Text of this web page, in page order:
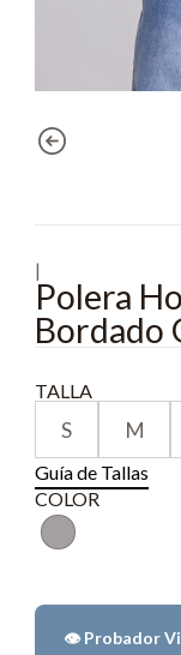
|
Polera
Bordado
TALLA
S M
Guía de Tallas
COLOR
👁️ Probador